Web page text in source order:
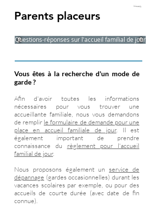
Parents placeurs
Questions-réponses sur l'accueil familial de jour
Vous êtes à la recherche d'un mode de
garde ?
Afin d'avoir toutes les informations
nécessaires pour vous trouver une
accueillante familiale, nous vous demandons
de remplir le formulaire de demande pour une
place en accueil familiale de jour. Il est
également important de prendre
connaissance du règlement pour l'accueil
familial de jour.
Nous proposons également unservice de
dépannage (gardes occasionnelles) durant les
vacances scolaires par exemple, ou pour des
accueils de courte durée (avec date de fin
connue).